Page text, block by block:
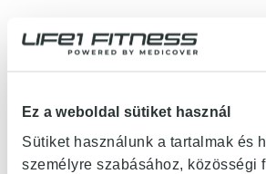
Ez a weboldal sütiket használ
Sütiket használunk a tartalmak és
személyre szabásához, közösségi